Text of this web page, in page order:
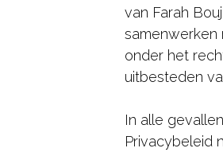
van Farah
samenwerken
onder het
uitbesteden
In alle
Privacybeleid